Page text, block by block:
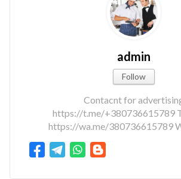
admin
Follow
Contacnt for
https://t.me/+380736615789
https://wa.me/380736615789